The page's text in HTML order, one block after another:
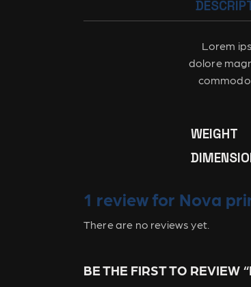
Lorem
dolore
WEIGHT
1 review for Nova
There are no reviews yet.
BE THE FIRST TO REVIEW